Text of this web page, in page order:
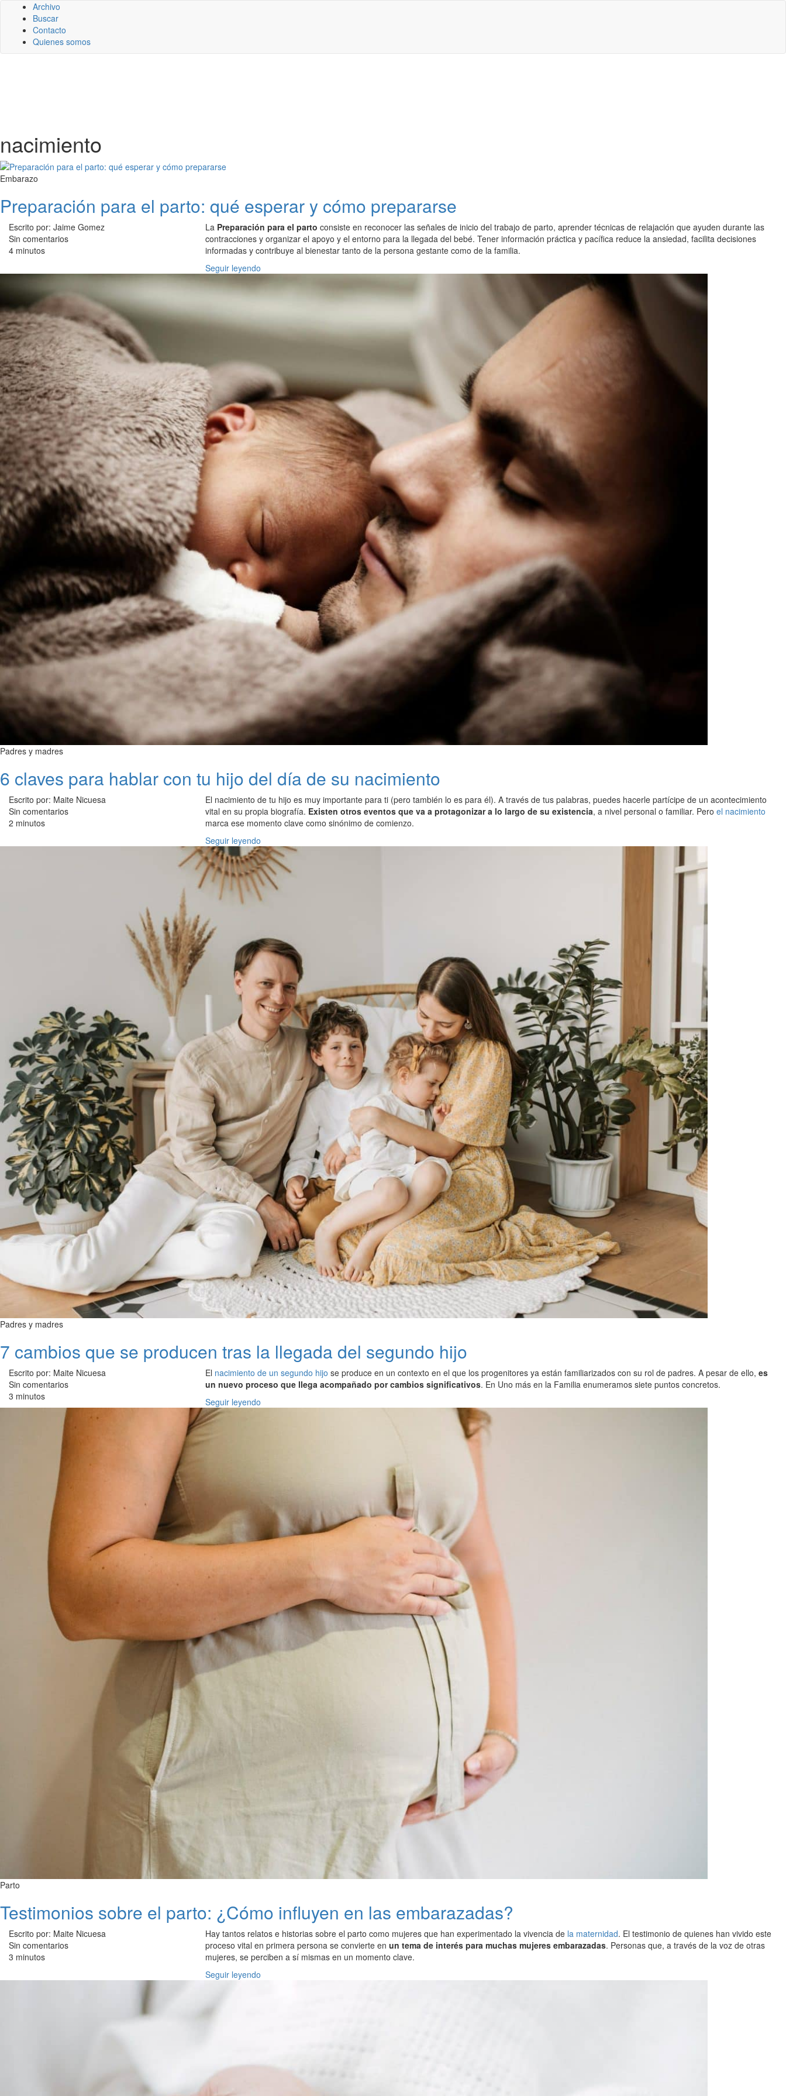
Archivo
Buscar
Contacto
Quienes somos
nacimiento
Embarazo
Preparación para el parto: qué esperar y cómo prepararse
Escrito por: Jaime Gomez
Sin comentarios
4 minutos
La Preparación para el parto consiste en reconocer las señales de inicio del trabajo de parto, aprender técnicas de relajación que ayuden durante las
contracciones y organizar el apoyo y el entorno para la llegada del bebé. Tener información práctica y pacífica reduce la ansiedad, facilita decisiones
informadas y contribuye al bienestar tanto de la persona gestante como de la familia.
Seguir leyendo
Padres y madres
6 claves para hablar con tu hijo del día de su nacimiento
Escrito por: Maite Nicuesa
Sin comentarios
2 minutos
El nacimiento de tu hijo es muy importante para ti (pero también lo es para él). A través de tus palabras, puedes hacerle partícipe de un acontecimiento
vital en su propia biografía. Existen otros eventos que va a protagonizar a lo largo de su existencia, a nivel personal o familiar. Pero el nacimiento
marca ese momento clave como sinónimo de comienzo.
Seguir leyendo
Padres y madres
7 cambios que se producen tras la llegada del segundo hijo
Escrito por: Maite Nicuesa
Sin comentarios
3 minutos
El nacimiento de un segundo hijo se produce en un contexto en el que los progenitores ya están familiarizados con su rol de padres. A pesar de ello, es
un nuevo proceso que llega acompañado por cambios significativos. En Uno más en la Familia enumeramos siete puntos concretos.
Seguir leyendo
Parto
Testimonios sobre el parto: ¿Cómo influyen en las embarazadas?
Escrito por: Maite Nicuesa
Sin comentarios
3 minutos
Hay tantos relatos e historias sobre el parto como mujeres que han experimentado la vivencia de la maternidad. El testimonio de quienes han vivido este
proceso vital en primera persona se convierte en un tema de interés para muchas mujeres embarazadas. Personas que, a través de la voz de otras
mujeres, se perciben a sí mismas en un momento clave.
Seguir leyendo